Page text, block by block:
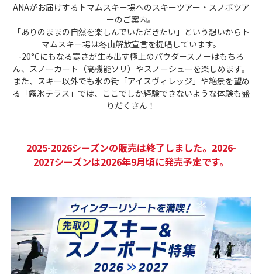
ANAがお届けするトマムスキー場へのスキーツアー・スノボツア
ーのご案内。
「ありのままの自然を楽しんでいただきたい」という想いからト
マムスキー場は冬山解放宣言を提唱しています。
-20°Cにもなる寒さが生み出す極上のパウダースノーはもちろ
ん、スノーカート（高機能ソリ）やスノーシューを楽しめます。
また、スキー以外でも氷の街「アイスヴィレッジ」や絶景を望め
る「霧氷テラス」では、ここでしか経験できないような体験も盛
りだくさん！
2025-2026シーズンの販売は終了しました。2026-
2027シーズンは2026年9月頃に発売予定です。